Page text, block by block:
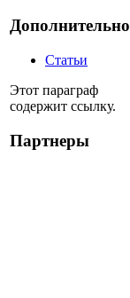
Дополнительно
Статьи
Этот параграф
содержит ссылку.
Партнеры